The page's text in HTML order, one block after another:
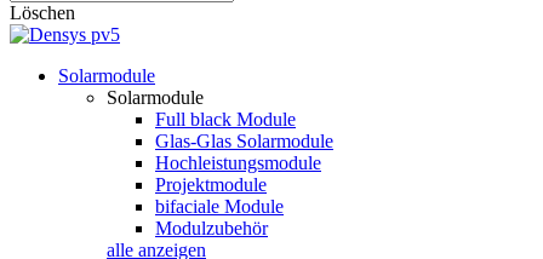
Löschen
Solarmodule
Solarmodule
Full black Module
Glas-Glas Solarmodule
Hochleistungsmodule
Projektmodule
bifaciale Module
Modulzubehör
alle anzeigen